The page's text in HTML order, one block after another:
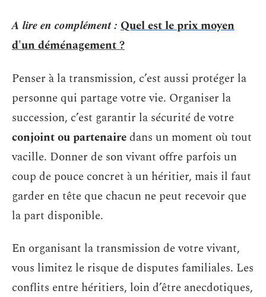
A lire en complément : Quel est le prix moyen
d'un déménagement ?
Penser à la transmission, c’est aussi protéger la
personne qui partage votre vie. Organiser la
succession, c’est garantir la sécurité de votre
conjoint ou partenairedans un moment où tout
vacille. Donner de son vivant offre parfois un
coup de pouce concret à un héritier, mais il faut
garder en tête que chacun ne peut recevoir que
la part disponible.
En organisant la transmission de votre vivant,
vous limitez le risque de disputes familiales. Les
conflits entre héritiers, loin d’être anecdotiques,